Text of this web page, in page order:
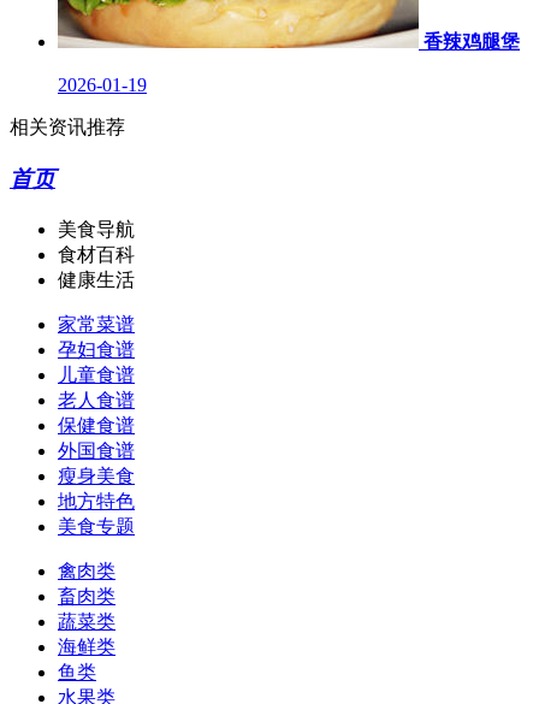
香辣鸡腿堡
2026-01-19
相关资讯推荐
首页
美食导航
食材百科
健康生活
家常菜谱
孕妇食谱
儿童食谱
老人食谱
保健食谱
外国食谱
瘦身美食
地方特色
美食专题
禽肉类
畜肉类
蔬菜类
海鲜类
鱼类
水果类